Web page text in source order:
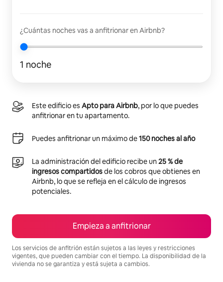
¿Cuántas noches vas a anfitrionar en Airbnb?
1 noche
Este edificio es Apto para Airbnb, por lo que puedes
anfitrionar en tu apartamento.
Puedes anfitrionar un máximo de150 noches al año
La administración del edificio recibe un25 % de
ingresos compartidosde los cobros que obtienes en
Airbnb, lo que se refleja en el cálculo de ingresos
potenciales.
Empieza a anfitrionar
Los servicios de anfitrión están sujetos a las leyes y restricciones
vigentes, que pueden cambiar con el tiempo. La disponibilidad de la
vivienda no se garantiza y está sujeta a cambios.